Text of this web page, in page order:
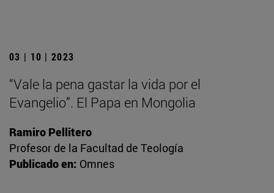
03 | 10 | 2023
“Vale la pena gastar la vida por el
Evangelio”. El Papa en Mongolia
Ramiro Pellitero
Profesor de la Facultad de Teología
Publicado en: Omnes